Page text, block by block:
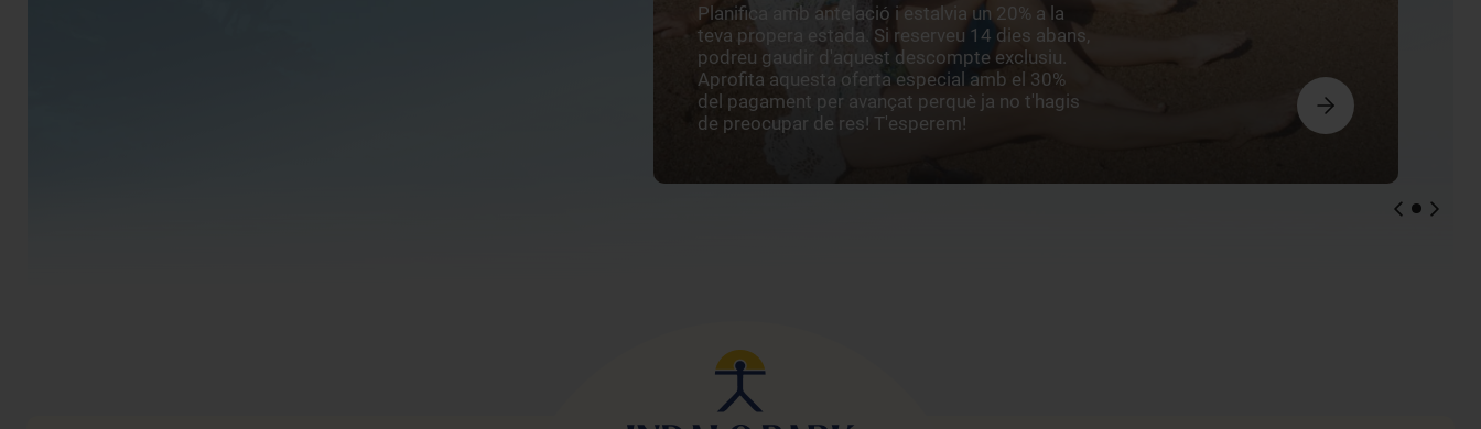
Planifica amb antelació i estalvia un 20% a la
teva propera estada. Si reserveu 14 dies abans,
podreu gaudir d'aquest descompte exclusiu.
Aprofita aquesta oferta especial amb el 30%
del pagament per avançat perquè ja no t'hagis
de preocupar de res! T'esperem!